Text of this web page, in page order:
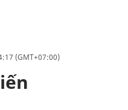
(GMT+07:00)